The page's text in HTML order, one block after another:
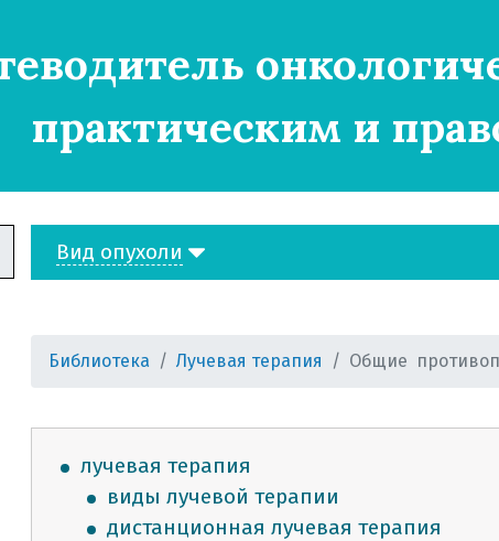
практическим и
Вид опухоли
Библиотека Лучевая терапия Общие
лучевая терапия
виды лучевой терапии
дистанционная лучевая терапия